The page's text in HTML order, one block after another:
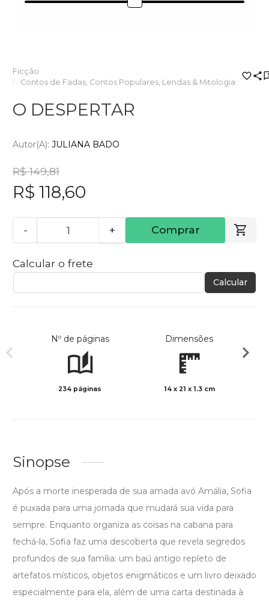
Ficção
Contos de Fadas, Contos Populares, Lendas & Mitologia
O DESPERTAR
Autor(a): JULIANA BADO
R$ 149,81
R$ 118,60
- + Comprar
Calcular o frete
Calcular
Nº de páginas
234 páginas
Dimensões
14 x 21 x 1.3 cm
Sinopse
Após a morte inesperada de sua amada avó Amália, Sofia
é puxada para uma jornada que mudará sua vida para
sempre. Enquanto organiza as coisas na cabana para
fechá-la, Sofia faz uma descoberta que revela segredos
profundos de sua família: um baú antigo repleto de
artefatos místicos, objetos enigmáticos e um livro deixado
especialmente para ela, além de uma carta destinada à